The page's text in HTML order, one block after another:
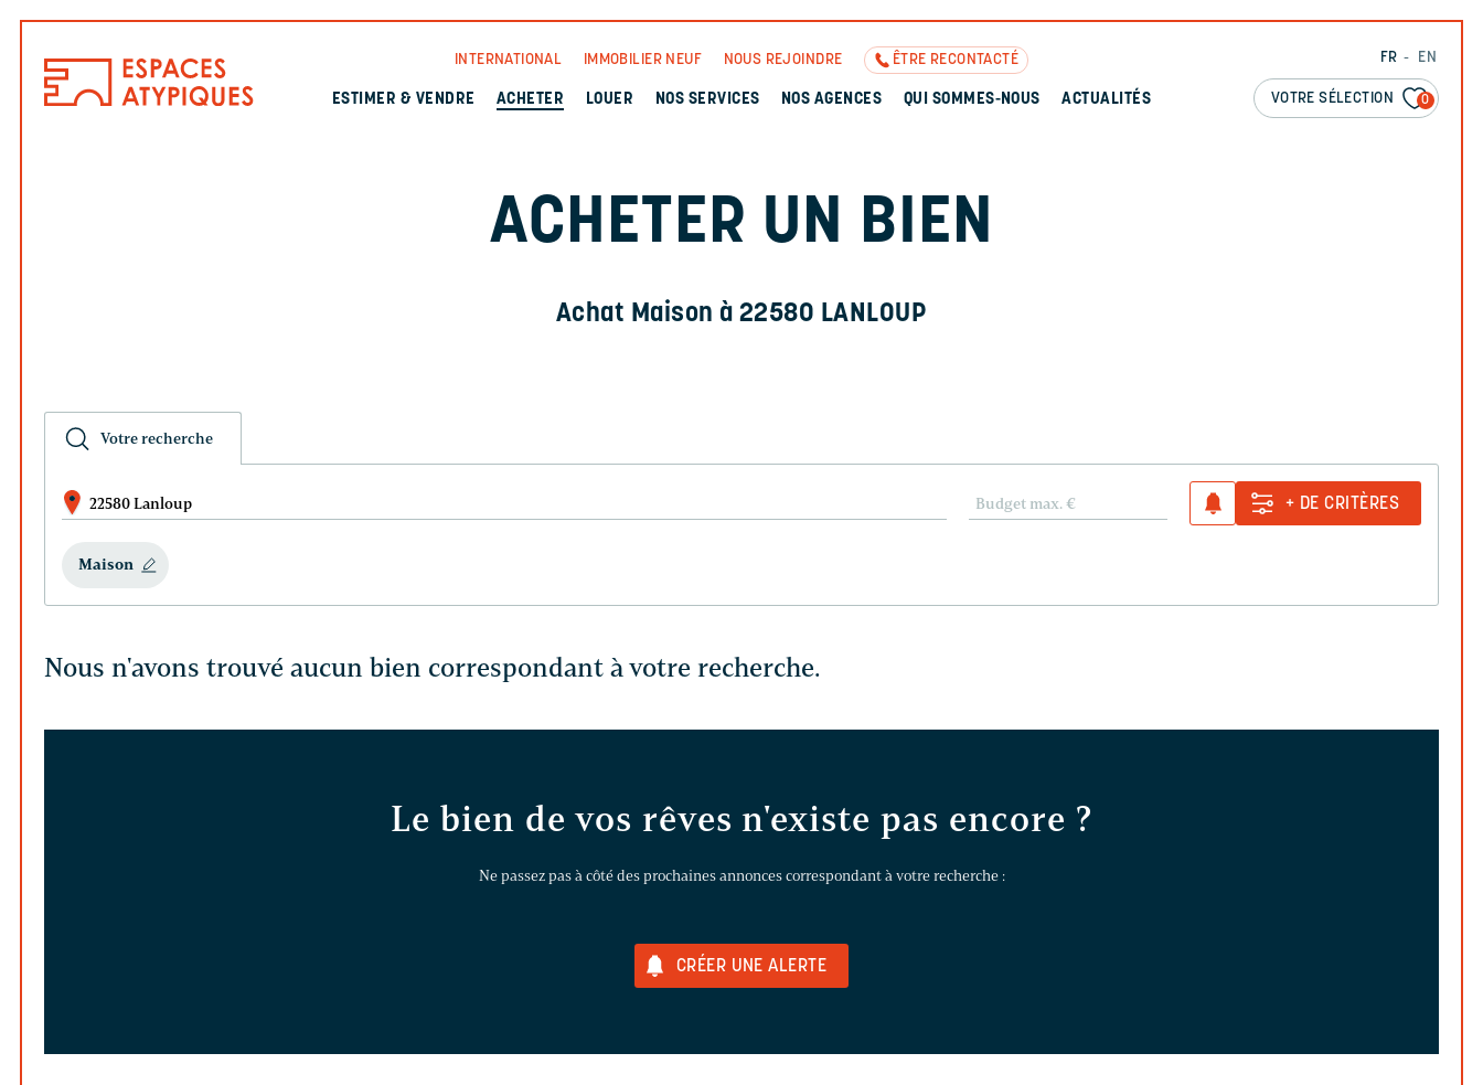
FR EN
VOTRE SÉLECTION 0
INTERNATIONAL IMMOBILIER NEUF NOUS REJOINDRE ÊTRE RECONTACTÉ
ESTIMER & VENDRE ACHETER LOUER NOS SERVICES NOS AGENCES QUI SOMMES-NOUS ACTUALITÉS
ACHETER UN BIEN
Achat Maison à 22580 LANLOUP
Votre recherche
22580 Lanloup Budget max.€ + DE CRITÈRES
Maison
Nous n'avons trouvé aucun bien correspondant à votre recherche.
Le bien de vos rêves n'existe pas encore ?
Ne passez pas à côté des prochaines annonces correspondant à votre recherche :
CRÉER UNE ALERTE